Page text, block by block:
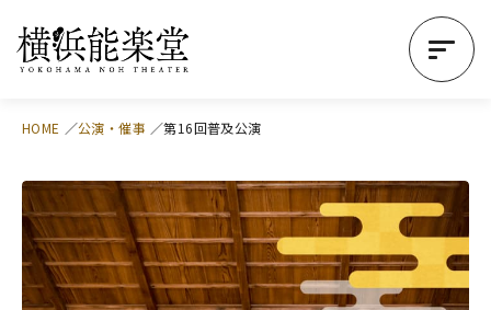
HOME 公演・催事 第16回普及公演